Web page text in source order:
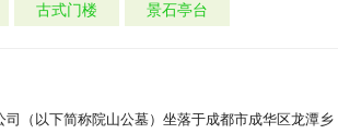
古式门楼 景石亭台
（以下简称院山公墓）坐落于成都市成华区龙潭乡